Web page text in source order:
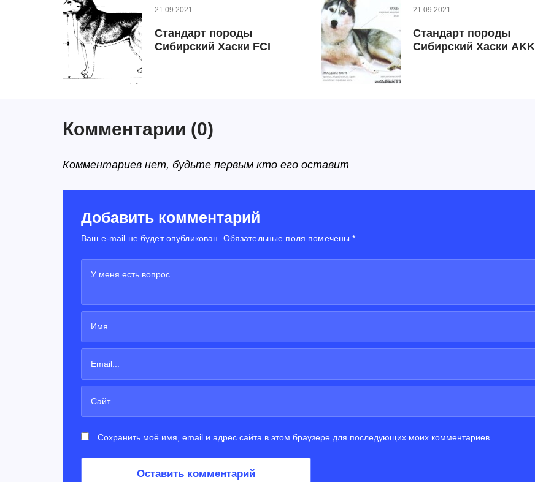
21.09.2021
Стандарт породы
Сибирский Хаски FCI
21.09.2021
Стандарт породы
Сибирский Хаски AKK
Комментарии (0)
Комментариев нет, будьте первым кто его оставит
Добавить комментарий
Ваш e-mail не будет опубликован. Обязательные поля помечены *
Сохранить моё имя, email и адрес сайта в этом браузере для последующих моих комментариев.